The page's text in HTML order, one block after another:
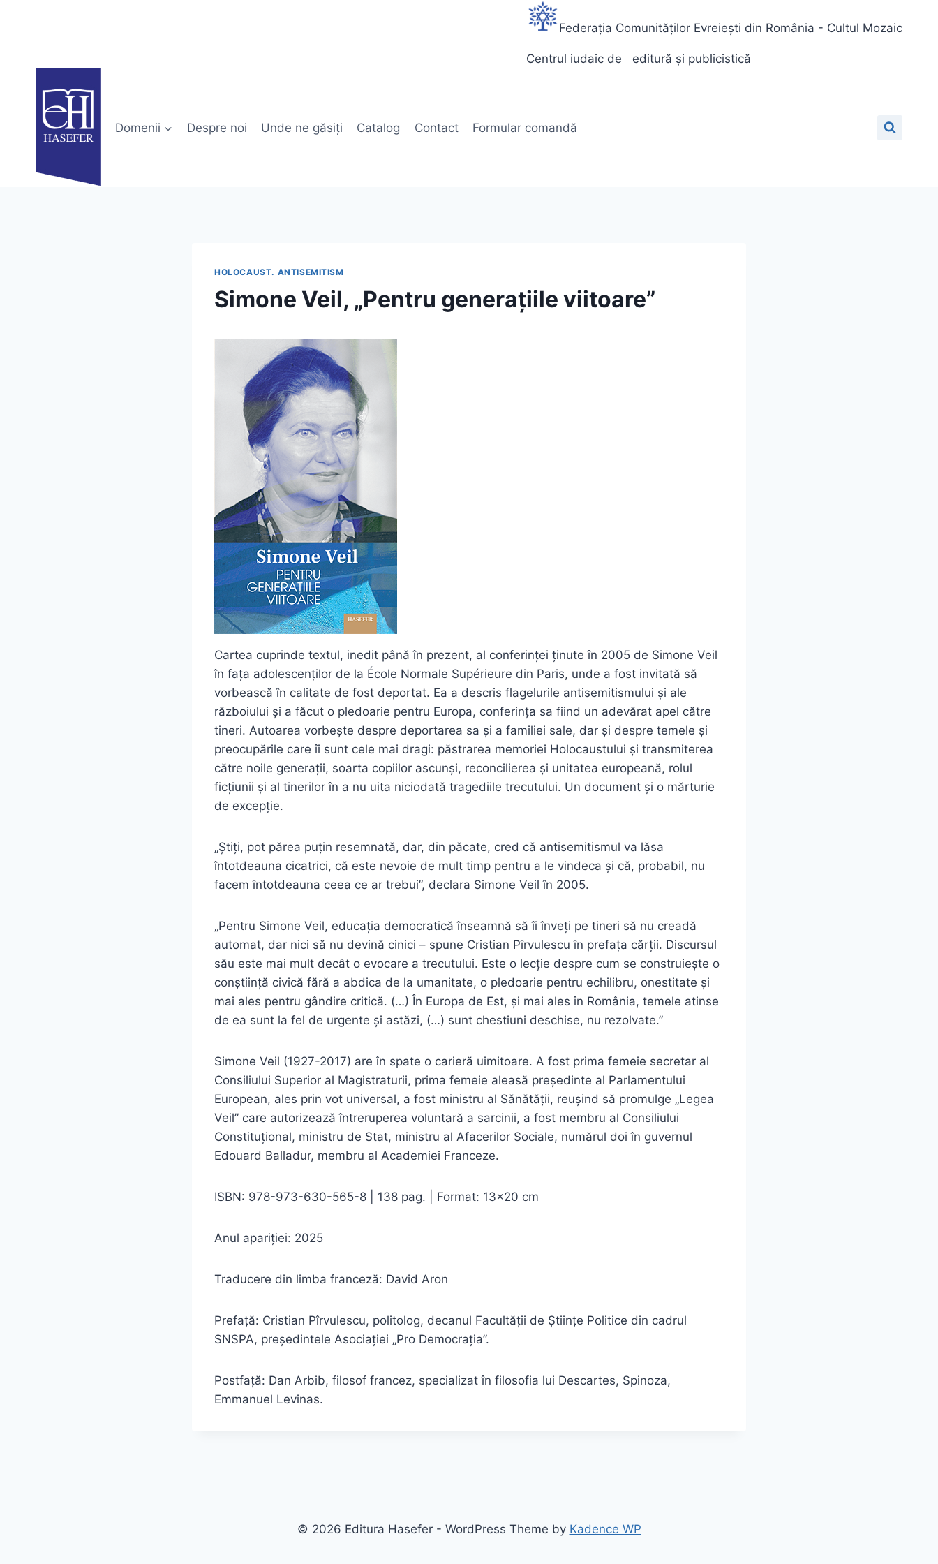
Federația Comunităților Evreiești din România - Cultul Mozaic
Centrul iudaic de editură și publicistică
Domenii Despre noi Unde ne găsiți Catalog Contact Formular comandă
HOLOCAUST. ANTISEMITISM
Simone Veil, „Pentru generațiile viitoare”
Cartea cuprinde textul, inedit până în prezent, al conferinței ținute în 2005 de Simone Veil
în fața adolescenților de la École Normale Supérieure din Paris, unde a fost invitată să
vorbească în calitate de fost deportat. Ea a descris flagelurile antisemitismului și ale
războiului și a făcut o pledoarie pentru Europa, conferința sa fiind un adevărat apel către
tineri. Autoarea vorbește despre deportarea sa și a familiei sale, dar și despre temele și
preocupările care îi sunt cele mai dragi: păstrarea memoriei Holocaustului și transmiterea
către noile generații, soarta copiilor ascunși, reconcilierea și unitatea europeană, rolul
ficțiunii și al tinerilor în a nu uita niciodată tragediile trecutului. Un document și o mărturie
de excepție.
„Știți, pot părea puțin resemnată, dar, din păcate, cred că antisemitismul va lăsa
întotdeauna cicatrici, că este nevoie de mult timp pentru a le vindeca și că, probabil, nu
facem întotdeauna ceea ce ar trebui”, declara Simone Veil în 2005.
„Pentru Simone Veil, educația democratică înseamnă să îi înveți pe tineri să nu creadă
automat, dar nici să nu devină cinici – spune Cristian Pîrvulescu în prefața cărții. Discursul
său este mai mult decât o evocare a trecutului. Este o lecție despre cum se construiește o
conștiință civică fără a abdica de la umanitate, o pledoarie pentru echilibru, onestitate și
mai ales pentru gândire critică. (…) În Europa de Est, și mai ales în România, temele atinse
de ea sunt la fel de urgente și astăzi, (…) sunt chestiuni deschise, nu rezolvate.”
Simone Veil (1927-2017) are în spate o carieră uimitoare. A fost prima femeie secretar al
Consiliului Superior al Magistraturii, prima femeie aleasă președinte al Parlamentului
European, ales prin vot universal, a fost ministru al Sănătății, reușind să promulge „Legea
Veil” care autorizează întreruperea voluntară a sarcinii, a fost membru al Consiliului
Constituțional, ministru de Stat, ministru al Afacerilor Sociale, numărul doi în guvernul
Edouard Balladur, membru al Academiei Franceze.
ISBN: 978-973-630-565-8 | 138 pag. | Format: 13×20 cm
Anul apariției: 2025
Traducere din limba franceză: David Aron
Prefață: Cristian Pîrvulescu, politolog, decanul Facultății de Științe Politice din cadrul
SNSPA, președintele Asociației „Pro Democrația”.
Postfață: Dan Arbib, filosof francez, specializat în filosofia lui Descartes, Spinoza,
Emmanuel Levinas.
© 2026 Editura Hasefer - WordPress Theme by Kadence WP